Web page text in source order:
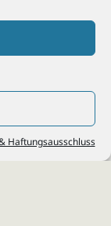
Haftungsausschluss
Porz, Deutz, Mülheim,